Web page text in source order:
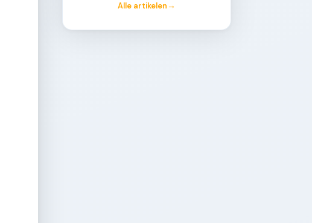
Alle artikelen